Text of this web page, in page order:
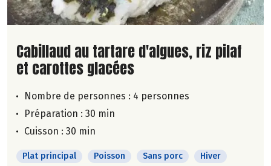
Lire la suite de la recette
Cabillaud au tartare d'algues, riz pilaf
et carottes glacées
Nombre de personnes : 4 personnes
Préparation : 30 min
Cuisson : 30 min
Plat principal Poisson Sans porc Hiver